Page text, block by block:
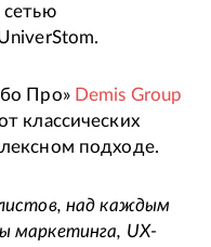
Про» Demis Group
классических
подходе.
над каждым
маркетинга, UX-